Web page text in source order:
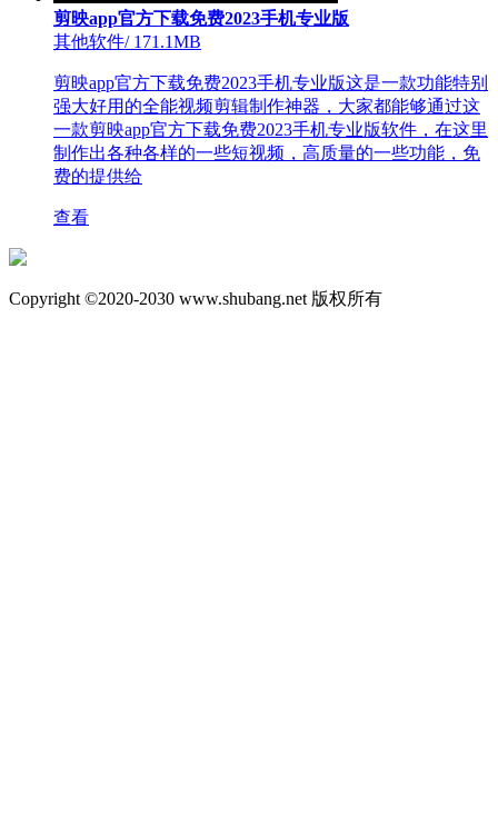
剪映app官方下载免费2023手机专业版
其他软件/171.1MB
剪映app官方下载免费2023手机专业版这是一款功能特别
强大好用的全能视频剪辑制作神器，大家都能够通过这
一款剪映app官方下载免费2023手机专业版软件，在这里
制作出各种各样的一些短视频，高质量的一些功能，免
费的提供给
查看
Copyright ©2020-2030 www.shubang.net 版权所有